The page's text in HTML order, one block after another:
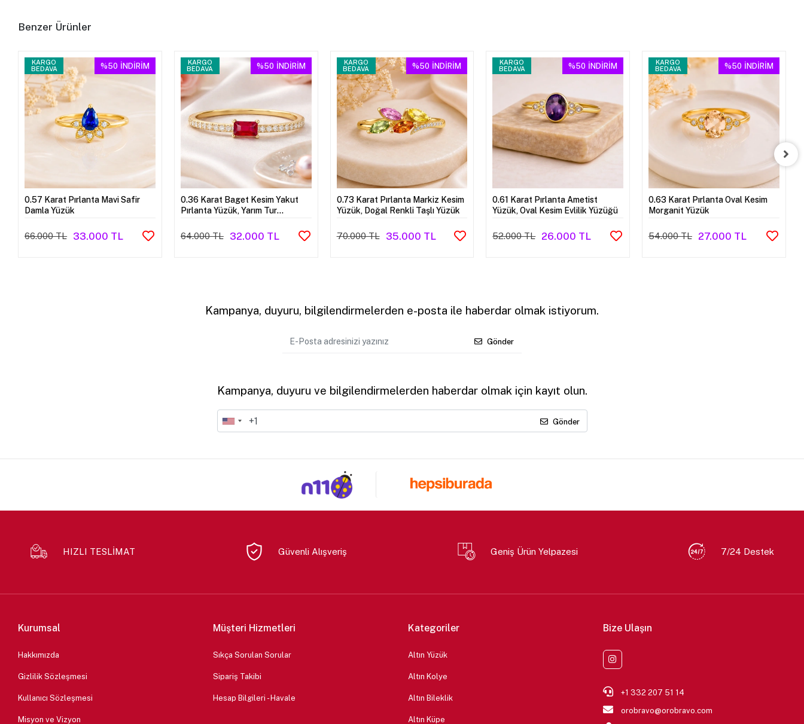
Benzer Ürünler
KARGO
BEDAVA
%50 İNDİRİM
0.57 Karat Pırlanta Mavi Safir
Damla Yüzük
66.000 TL 33.000 TL
KARGO
BEDAVA
%50 İNDİRİM
0.36 Karat Baget Kesim Yakut
Pırlanta Yüzük, Yarım Tur
64.000 TL 32.000 TL
KARGO
BEDAVA
%50 İNDİRİM
0.73 Karat Pırlanta Markiz Kesim
Yüzük, Doğal Renkli Taşlı Yüzük
70.000 TL 35.000 TL
KARGO
BEDAVA
%50 İNDİRİM
0.61 Karat Pırlanta Ametist
Yüzük, Oval Kesim Evlilik Yüzüğü
52.000 TL 26.000 TL
KARGO
BEDAVA
%50 İNDİRİM
0.63 Karat Pırlanta Oval Kesim
Morganit Yüzük
54.000 TL 27.000 TL
Kampanya, duyuru, bilgilendirmelerden e-posta ile haberdar olmak istiyorum.
Gönder
Kampanya, duyuru ve bilgilendirmelerden haberdar olmak için kayıt olun.
Gönder
HIZLI TESLİMAT Güvenli Alışveriş Geniş Ürün Yelpazesi 7/24 Destek
Kurumsal
Hakkımızda
Gizlilik Sözleşmesi
Kullanıcı Sözleşmesi
Misyon ve Vizyon
Müşteri Hizmetleri
Sıkça Sorulan Sorular
Sipariş Takibi
Hesap Bilgileri - Havale
Kategoriler
Altın Yüzük
Altın Kolye
Altın Bileklik
Altın Küpe
Bize Ulaşın
+1 332 207 51 14
orobravo@orobravo.com